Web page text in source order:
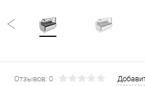
Отзывов: 0